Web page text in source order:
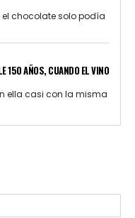
el chocolate solo podía
150 AÑOS, CUANDO EL VINO
ella casi con la misma